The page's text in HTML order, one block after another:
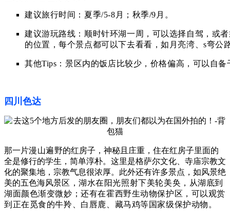
建议旅行时间： 夏季/5-8月；秋季/9月。
建议游玩路线：顺时针环湖一周，可以选择自驾，或
的位置，每个景点都可以下去看看，如月亮湾、s弯公
其他Tips：景区内的饭店比较少，价格偏高，可以自备
四川色达
那一片漫山遍野的红房子，神秘且庄重，住在红房子里面的
全是修行的学生，简单淳朴。这里是格萨尔文化、寺庙宗教文
化的聚集地，宗教气息很浓厚。此外还有许多景点，如风景绝
美的五色海风景区，湖水在阳光照射下美轮美奂，从湖底到
湖面颜色渐变微妙；还有在霍西野生动物保护区，可以观赏
到 正在觅食的牛羚、白唇鹿、藏马鸡等国家级保护动物。